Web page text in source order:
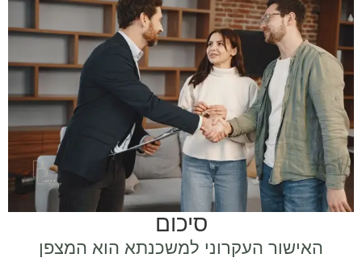
סיכום
האישור העקרוני למשכנתא הוא המצפן